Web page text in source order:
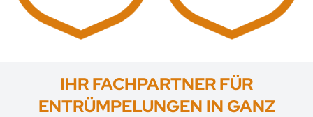
IHR FACHPARTNER FÜR
ENTRÜMPELUNGEN IN GANZ